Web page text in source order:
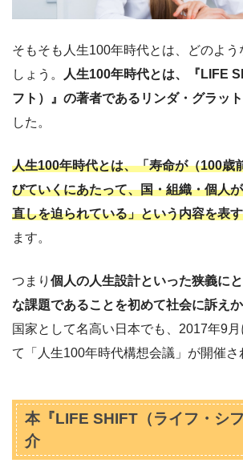
そもそも人生100年時代とは、どのよ
しょう。
人生100年時代とは、『LIFE
フト）』の著者であるリンダ・グラッ
した。
人生100年時代とは、「寿命が（100歳
びていくにあたって、国・組織・個人
直しを迫られている」という内容を表す
ます。
つまり 個人の人生設計といった狭義に
な課題であることを初めて社会に訴え
国家として名高い日本でも、2017年9
て「人生100年時代構想会議」が開催さ
本『LIFE SHIFT（ライフ・シ
介